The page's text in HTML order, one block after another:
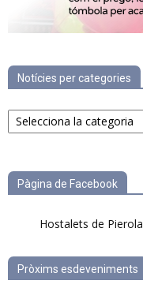
Notícies per categories
Notícies
per
Pàgina de Facebook
Hostalets de Pierola
Pròxims esdeveniments